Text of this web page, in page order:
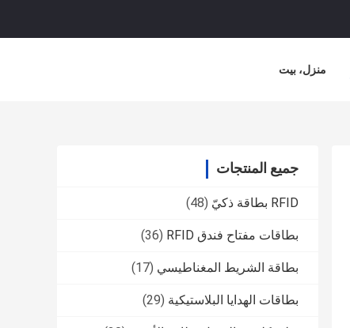
منزل، بيت
جميع المنتجات
RFID بطاقة ذكيّ (48)
بطاقات مفتاح فندق RFID (36)
بطاقة الشريط المغناطيسي (17)
بطاقات الهدايا البلاستيكية (29)